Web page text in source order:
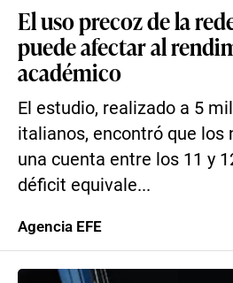
El uso precoz de la
puede afectar al
académico
El estudio, realizado a 5
italianos, encontró que los
una cuenta entre los 11 y
déficit equivale...
Agencia EFE